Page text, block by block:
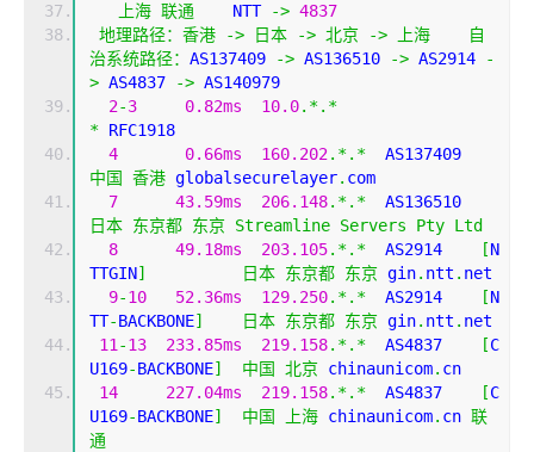
上海 联通
    NTT
-> 4837
地理路径：香港
-> 日本 -> 北京 -> 上海
自
治系统路径： AS137409 -> AS136510 -> AS2914
-
> AS4837 -> AS140979
2-3 0.82ms 10.0.*.*
* RFC1918
4
0.66ms 160.202.*.*
中国
香港 globalsecurelayer. com
7
43.59ms 206.148.*.*
日本 东京都 东京 Streamline Servers Pty Ltd
8
49.18ms 203.105.*.*
  AS2914
[N
TTGIN] 日本 东京都 东京 gin. ntt . net
9-10 52.36ms 129.250.*.*
  AS2914
[N
TT-BACKBONE] 日本 东京都 东京 gin. ntt . net
11-13 233.85ms 219.158.*.*
  AS4837
[C
U169-BACKBONE] 中国 北京 chinaunicom. cn
14
227.04ms 219.158.*.*
  AS4837
[C
U169-BACKBONE] 中国 上海 chinaunicom. cn 联
通